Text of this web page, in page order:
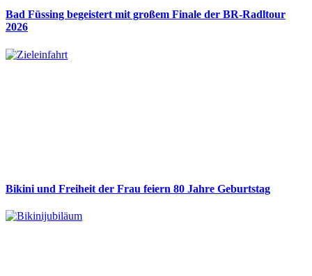
Bad Füssing begeistert mit großem Finale der BR-Radltour
2026
Bikini und Freiheit der Frau feiern 80 Jahre Geburtstag